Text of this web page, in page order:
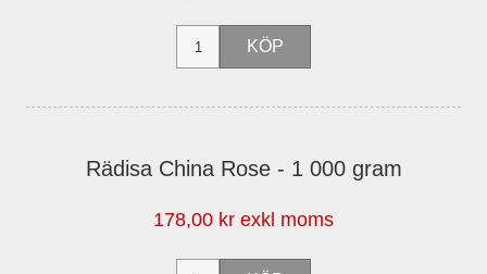
Rädisa China Rose - 1 000 gram
178,00 kr exkl moms